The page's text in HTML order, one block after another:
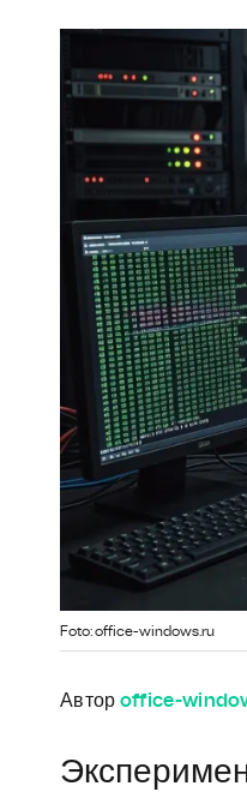
Foto: office-windows.ru
Автор office-